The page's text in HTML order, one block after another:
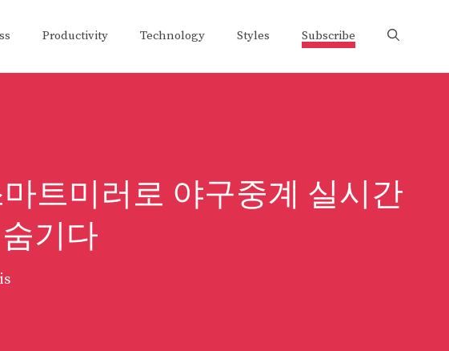
Productivity Technology Styles Subscribe
트미러로 야구중계 실시간
기다